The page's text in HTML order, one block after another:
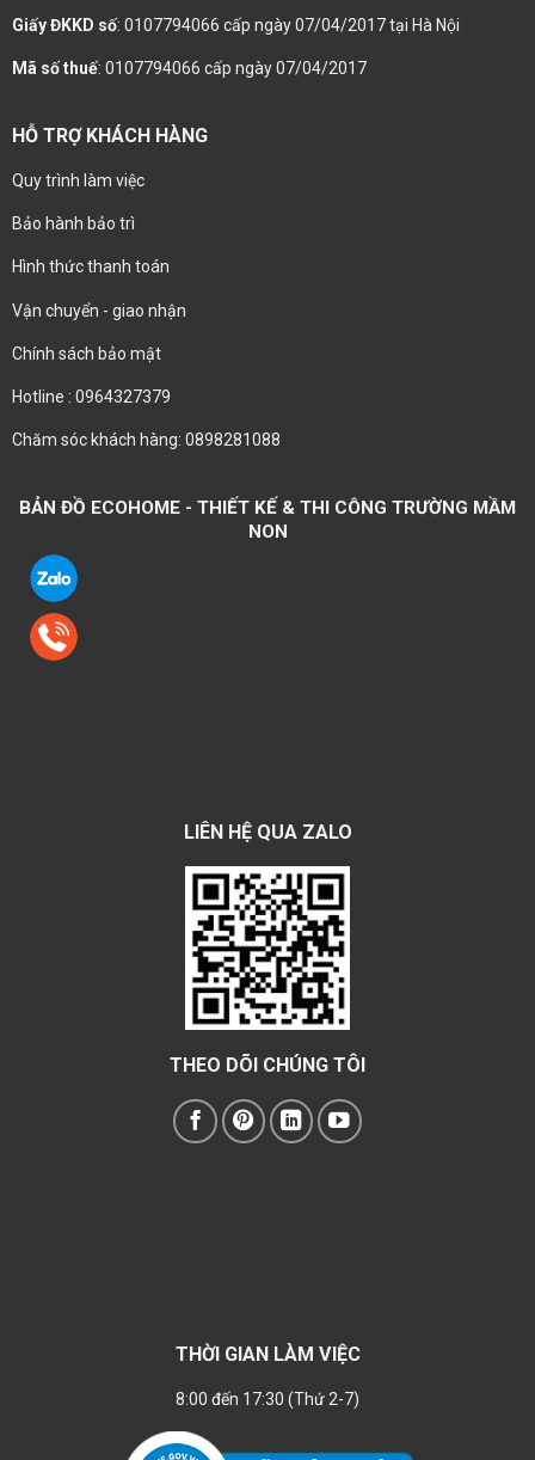
Giấy ĐKKD số: 0107794066 cấp ngày 07/04/2017 tại Hà Nội
Mã số thuế: 0107794066 cấp ngày 07/04/2017
HỖ TRỢ KHÁCH HÀNG
Quy trình làm việc
Bảo hành bảo trì
Hình thức thanh toán
Vận chuyển - giao nhận
Chính sách bảo mật
Hotline : 0964327379
Chăm sóc khách hàng: 0898281088
BẢN ĐỒ ECOHOME - THIẾT KẾ & THI CÔNG TRƯỜNG MẦM
NON
LIÊN HỆ QUA ZALO
THEO DÕI CHÚNG TÔI
THỜI GIAN LÀM VIỆC
8:00 đến 17:30 (Thứ 2-7)